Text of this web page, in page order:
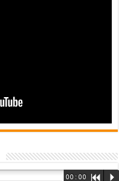
00:00 R P